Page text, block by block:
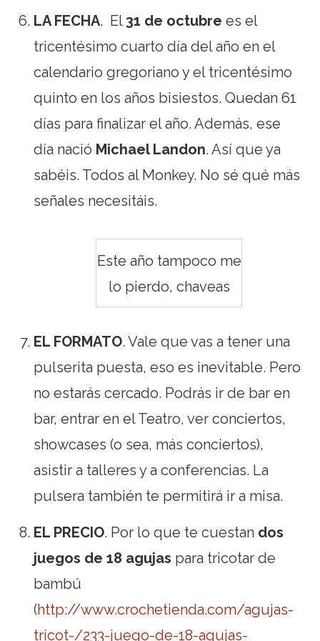
LA FECHA. El 31 de octubre es el
tricentésimo cuarto día del año en el
calendario gregoriano y el tricentésimo
quinto en los años bisiestos. Quedan 61
días para finalizar el año. Además, ese
día nació Michael Landon. Así que ya
sabéis. Todos al Monkey. No sé qué más
señales necesitáis.
Este año tampoco me
lo pierdo, chaveas
EL FORMATO. Vale que vas a tener una
pulserita puesta, eso es inevitable. Pero
no estarás cercado. Podrás ir de bar en
bar, entrar en el Teatro, ver conciertos,
showcases (o sea, más conciertos),
asistir a talleres y a conferencias. La
pulsera también te permitirá ir a misa.
EL PRECIO. Por lo que te cuestan dos
juegos de 18 agujas para tricotar de
bambú
(http://www.crochetienda.com/agujas-
tricot-/233-juego-de-18-agujas-